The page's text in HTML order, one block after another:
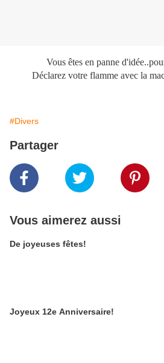
Vous êtes en panne
Déclarez votre flamme avec la
#Divers
Partager
Vous aimerez aussi
De joyeuses fêtes!
Joyeux 12e Anniversaire!